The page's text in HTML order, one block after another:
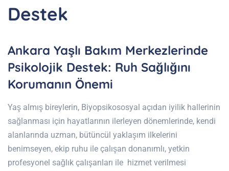
Destek
Ankara Yaşlı Bakım Merkezlerinde
Psikolojik Destek: Ruh Sağlığını
Korumanın Önemi
Yaş almış bireylerin, Biyopsikososyal açıdan iyilik hallerinin
sağlanması için hayatlarının ilerleyen dönemlerinde, kendi
alanlarında uzman, bütüncül yaklaşım ilkelerini
benimseyen, ekip ruhu ile çalışan donanımlı, yetkin
profesyonel sağlık çalışanları ile hizmet verilmesi